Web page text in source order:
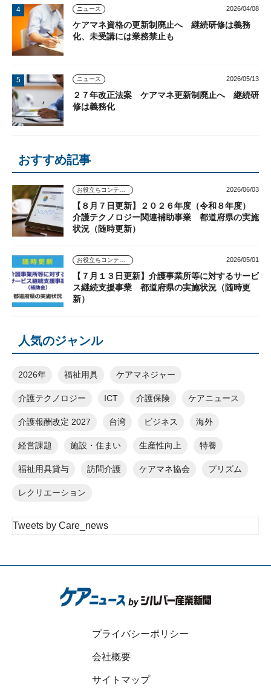
ニュース 2026/04/08
ケアマネ資格の更新制廃止へ 継続研修は義務
化、未受講には業務禁止も
ニュース 2026/05/13
２７年改正法案 ケアマネ更新制廃止へ 継続研
修は義務化
おすすめ記事
2026/06/03
【８月７日更新】２０２６年度（令和８年度）
介護テクノロジー関連補助事業 都道府県の実施
状況（随時更新）
2026/05/01
【７月１３日更新】介護事業所等に対するサービ
ス継続支援事業 都道府県の実施状況（随時更
新）
人気のジャンル
2026年 福祉用具 ケアマネジャー
介護テクノロジー ICT 介護保険 ケアニュース
介護報酬改定 2027 台湾 ビジネス 海外
経営課題 施設・住まい 生産性向上 特養
福祉用具貸与 訪問介護 ケアマネ協会 プリズム
レクリエーション
Tweets by Care_news
プライバシーポリシー
会社概要
サイトマップ